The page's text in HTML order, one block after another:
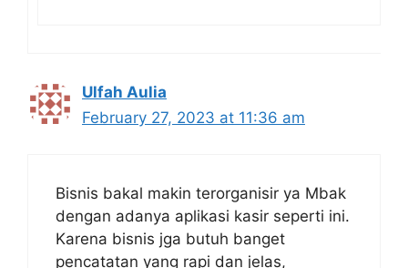
Ulfah Aulia
February 27, 2023 at 11:36 am
Bisnis bakal makin terorganisir ya Mbak
dengan adanya aplikasi kasir seperti ini.
Karena bisnis jga butuh banget
pencatatan yang rapi dan jelas,